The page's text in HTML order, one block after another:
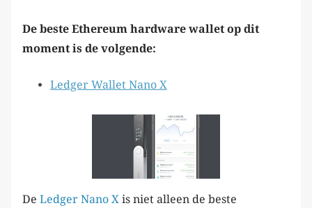
De beste Ethereum hardware wallet op dit
moment is de volgende:
Ledger Wallet Nano X
De Ledger Nano X is niet alleen de beste